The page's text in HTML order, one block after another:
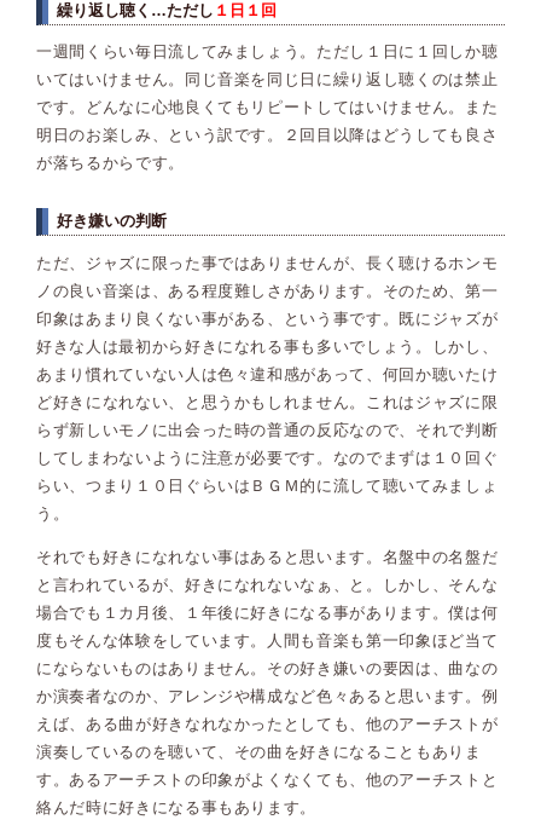
繰り返し聴く…ただし １日１回
一週間くらい毎日流してみましょう。ただし１日に１回しか聴
いてはいけません。同じ音楽を同じ日に繰り返し聴くのは禁止
です。どんなに心地良くてもリピートしてはいけません。また
明日のお楽しみ、という訳です。２回目以降はどうしても良さ
が落ちるからです。
好き嫌いの判断
ただ、ジャズに限った事ではありませんが、長く聴けるホンモ
ノの良い音楽は、ある程度難しさがあります。そのため、第一
印象はあまり良くない事がある、という事です。既にジャズが
好きな人は最初から好きになれる事も多いでしょう。しかし、
あまり慣れていない人は色々違和感があって、何回か聴いたけ
ど好きになれない、と思うかもしれません。これはジャズに限
らず新しいモノに出会った時の普通の反応なので、それで判断
してしまわないように注意が必要です。なのでまずは１０回ぐ
らい、つまり１０日ぐらいはＢＧＭ的に流して聴いてみましょ
う。
それでも好きになれない事はあると思います。名盤中の名盤だ
と言われているが、好きになれないなぁ、と。しかし、そんな
場合でも１カ月後、１年後に好きになる事があります。僕は何
度もそんな体験をしています。人間も音楽も第一印象ほど当て
にならないものはありません。その好き嫌いの要因は、曲なの
か演奏者なのか、アレンジや構成など色々あると思います。例
えば、ある曲が好きなれなかったとしても、他のアーチストが
演奏しているのを聴いて、その曲を好きになることもありま
す。あるアーチストの印象がよくなくても、他のアーチストと
絡んだ時に好きになる事もあります。